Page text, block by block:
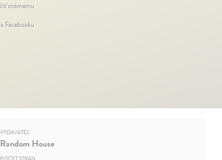
známemu
Facebooku
VYDAVATEĽ
Random House